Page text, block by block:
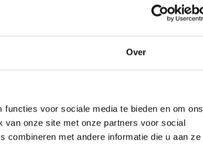
Over
voor sociale media te bieden en om ons
van onze site met onze partners voor social
combineren met andere informatie die u aan ze